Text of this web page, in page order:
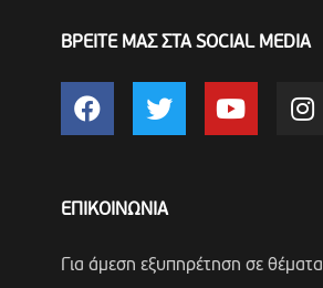
ΒΡΕΙΤΕ ΜΑΣ ΣΤΑ SOCIAL MEDIA
ΕΠΙΚΟΙΝΩΝΙΑ
Για άμεση εξυπηρέτηση σε θέματα